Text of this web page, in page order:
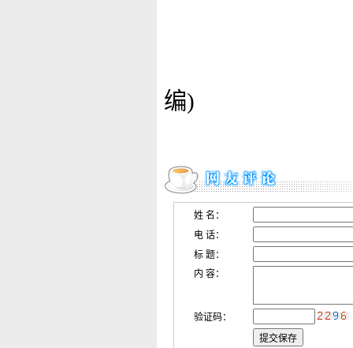
编)
姓 名：
电 话：
标 题：
内 容：
验证码：